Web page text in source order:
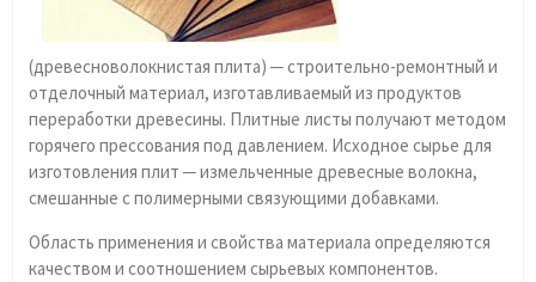
(древесноволокнистая плита) ─ строительно-ремонтный и
отделочный материал, изготавливаемый из продуктов
переработки древесины. Плитные листы получают методом
горячего прессования под давлением. Исходное сырье для
изготовления плит ─ измельченные древесные волокна,
смешанные с полимерными связующими добавками.
Область применения и свойства материала определяются
качеством и соотношением сырьевых компонентов.